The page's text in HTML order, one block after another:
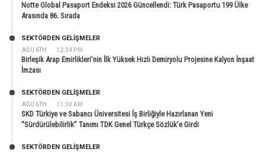
Notte Global Pasaport Endeksi 2026 Güncellendi: Türk Pasaportu 199 Ülke
Arasında 86. Sırada
AĞU 6TH 12:34 PM
SEKTÖRDEN GELIŞMELER
Birleşik Arap Emirlikleri’nin İlk Yüksek Hızlı Demiryolu Projesine Kalyon İnşaat
İmzası
AĞU 6TH 11:30 AM
SEKTÖRDEN GELIŞMELER
SKD Türkiye ve Sabancı Üniversitesi İş Birliğiyle Hazırlanan Yeni
“Sürdürülebilirlik” Tanımı TDK Genel Türkçe Sözlük’e Girdi
SEKTÖRDEN GELIŞMELER